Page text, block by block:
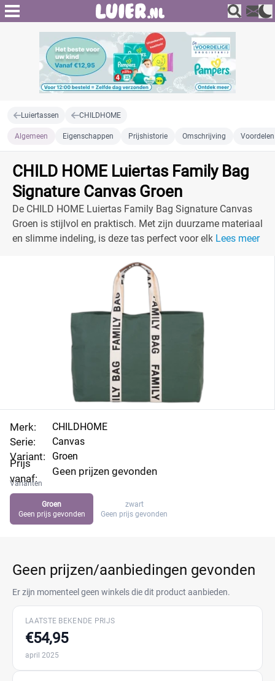
Luiertassen CHILDHOME
Algemeen Eigenschappen Prijshistorie Omschrijving
CHILD HOME Luiertas Family Bag
Signature Canvas Groen
De CHILD HOME Luiertas Family Bag Signature Canvas
Groen is stijlvol en praktisch. Met zijn duurzame materiaal
en slimme indeling, is deze tas perfect voor elke ouder
Lees meer
Merk:
Serie:
Variant:
Prijs
vanaf:
CHILDHOME
Canvas
Groen
Geen prijzen gevonden
Varianten
Groen
Geen prijs gevonden
zwart
Geen prijs gevonden
Geen prijzen/aanbiedingen gevonden
Er zijn momenteel geen winkels die dit product aanbieden.
LAATSTE BEKENDE PRIJS
€54,95
april 2025